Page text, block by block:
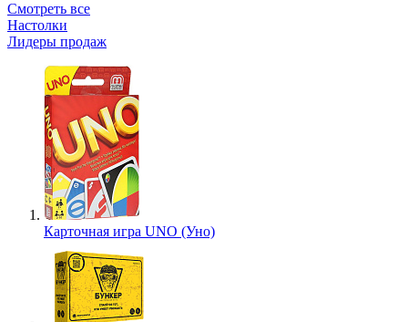
Смотреть все
Настолки
Лидеры продаж
Карточная игра UNO (Уно)